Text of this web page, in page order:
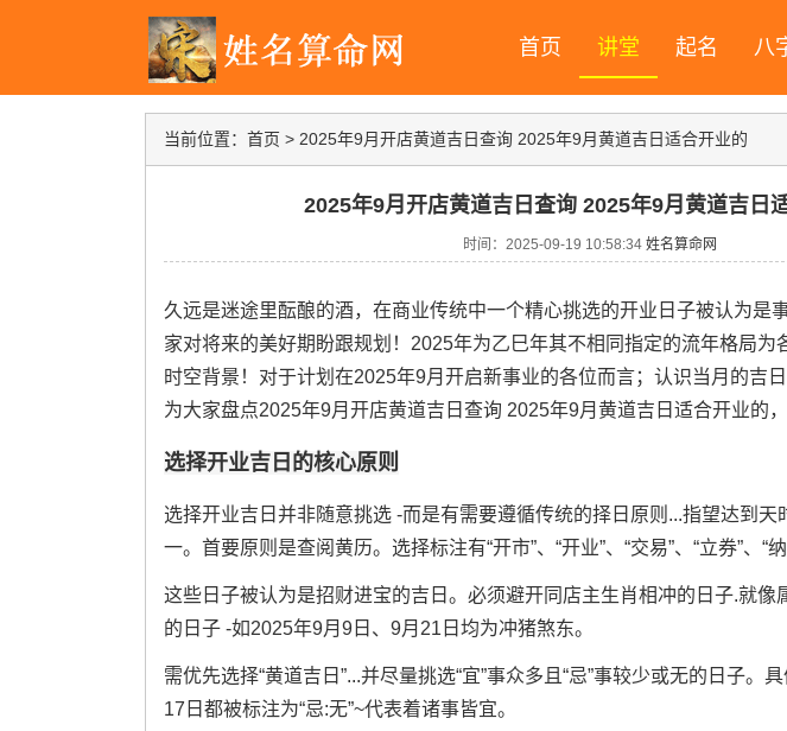
首页 讲堂 起名 八
当前位置： 首页 > 2025年9月开店黄道吉日查询 2025年9月黄道吉日适合开业的
2025年9月开店黄道吉日查询 2025年9月黄道吉日
时间：2025-09-19 10:58:34 姓名算命网
久远是迷途里酝酿的酒，在商业传统中一个精心挑选的开业日子被认为是
家对将来的美好期盼跟规划！2025年为乙巳年其不相同指定的流年格局为
时空背景！对于计划在2025年9月开启新事业的各位而言；认识当月的吉
为大家盘点2025年9月开店黄道吉日查询 2025年9月黄道吉日适合开业的，
选择开业吉日的核心原则
选择开业吉日并非随意挑选 -而是有需要遵循传统的择日原则...指望达到天
一。首要原则是查阅黄历。选择标注有“开市”、“开业”、“交易”、“立券”、“
这些日子被认为是招财进宝的吉日。必须避开同店主生肖相冲的日子.就像
的日子 -如2025年9月9日、9月21日均为冲猪煞东。
需优先选择“黄道吉日”...并尽量挑选“宜”事众多且“忌”事较少或无的日子。
17日都被标注为“忌:无”~代表着诸事皆宜。